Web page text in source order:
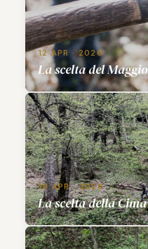
12 APR · 2026
La scelta del Maggio
19 APR · 2026
La scelta della Cima